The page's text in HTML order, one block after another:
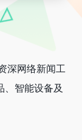
深网络新闻工
、智能设备及